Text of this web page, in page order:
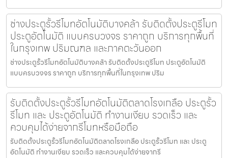
ช่างประตูรั้วรีโมทอัตโนมัติบางคล้า รับติดตั้งประตูรีโมท
ประตูอัตโนมัติ แบบครบวงจร ราคาถูก บริการทุกพื้นที่
ในกรุงเทพ ปริมณฑล และภาคตะวันออก
ช่างประตูรั้วรีโมทอัตโนมัติบางคล้า รับติดตั้งประตูรีโมท ประตูอัตโนมัติ
แบบครบวงจร ราคาถูก บริการทุกพื้นที่ในกรุงเทพ ปริม
รับติดตั้งประตูรั้วรีโมทอัตโนมัติตลาดโรงเกลือ ประตูรั้ว
รีโมท และ ประตูอัตโนมัติ ทำงานเงียบ รวดเร็ว และ
ควบคุมได้ง่ายจากรีโมทหรือมือถือ
รับติดตั้งประตูรั้วรีโมทอัตโนมัติตลาดโรงเกลือ ประตูรั้วรีโมท และ ประตู
อัตโนมัติ ทำงานเงียบ รวดเร็ว และควบคุมได้ง่ายจากรี